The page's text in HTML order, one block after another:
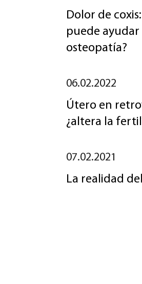
Dolor de
puede ayudar
osteopatía?
06.02.2022
Útero en
¿altera la
07.02.2021
La realidad